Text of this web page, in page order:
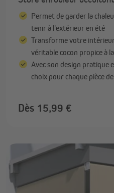
Permet de garder la
tenir à l'extérieur en été
Transforme votre
véritable cocon propice à
Avec son design pratique
choix pour chaque pièce
Dès 15,99 €